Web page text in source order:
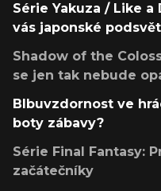
Série Yakuza / Like
vás japonské
Shadow of the
se jen tak nebude
Blbuvzdornost ve
boty zábavy?
Série Final Fantasy:
začátečníky